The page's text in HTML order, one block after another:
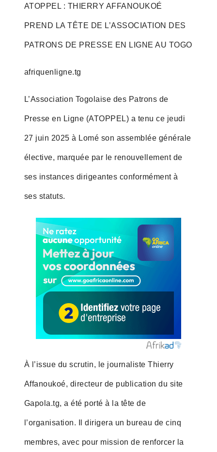
ATOPPEL : THIERRY AFFANOUKOÉ
PREND LA TÊTE DE L’ASSOCIATION DES
PATRONS DE PRESSE EN LIGNE AU TOGO
afriquenligne.tg
L’Association Togolaise des Patrons de
Presse en Ligne (ATOPPEL) a tenu ce jeudi
27 juin 2025 à Lomé son assemblée générale
élective, marquée par le renouvellement de
ses instances dirigeantes conformément à
ses statuts.
À l’issue du scrutin, le journaliste Thierry
Affanoukoé, directeur de publication du site
Gapola.tg, a été porté à la tête de
l’organisation. Il dirigera un bureau de cinq
membres, avec pour mission de renforcer la